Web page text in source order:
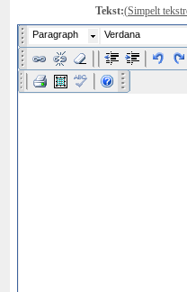
Tekst:(Simpelt
Paragraph Verdana